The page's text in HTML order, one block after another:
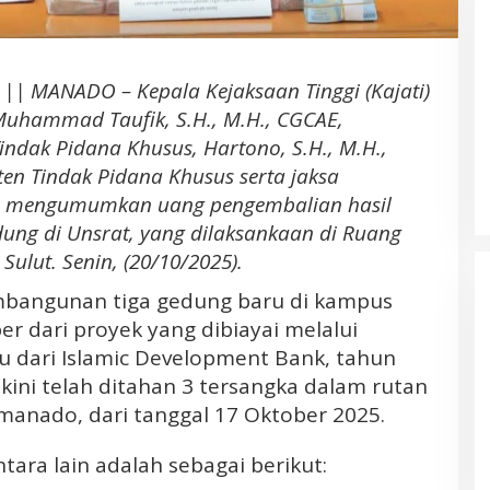
MANADO – Kepala Kejaksaan Tinggi (Kajati)
Taufik, S.H., M.H., CGCAE,
Pidana Khusus, Hartono, S.H., M.H.,
Tindak Pidana Khusus serta jaksa
uang pengembalian hasil
di Unsrat, yang dilaksankaan di Ruang
Senin, (20/10/2025).
tiga gedung baru di kampus
dari proyek yang dibiayai melalui
dari Islamic Development Bank, tahun
telah ditahan 3 tersangka dalam rutan
dari tanggal 17 Oktober 2025.
lain adalah sebagai berikut:
Daerah Kepulauan
Banjir Besar di Desa Bakan
Bolmong. Pemerhati LIN; Diduga
Perusahaan Tambang PT. JRBM
dan Penambangan Liar